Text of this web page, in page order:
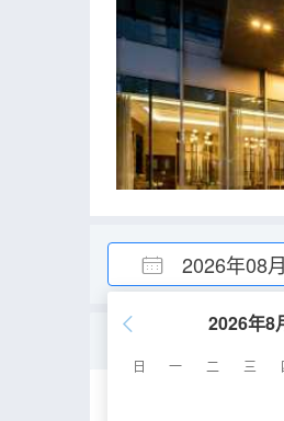
2026年08
2026年8
日 一 二 三